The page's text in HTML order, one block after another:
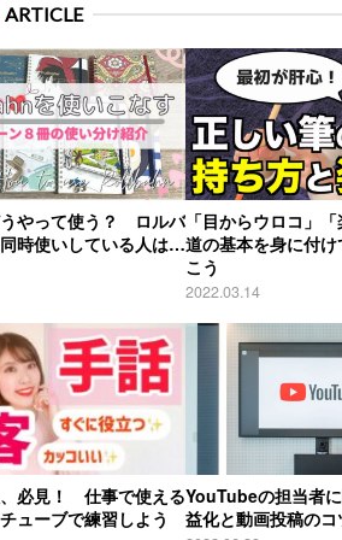
ARTICLE
やって使う？ ロルバ
時使いしている人は…
「目からウロコ」
道の基本を身に付
こう
2022.03.14
必見！ 仕事で使える
ューブで練習しよう
YouTubeの担当者
益化と動画投稿のコ